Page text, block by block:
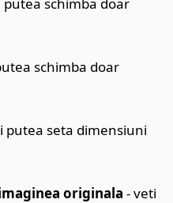
schimba doar
putea seta dimensiuni
originala - veti